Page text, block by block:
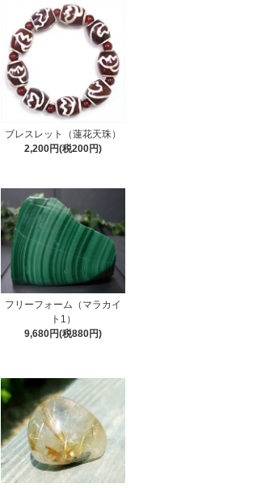
ブレスレット（蓮花天珠）
2,200円(税200円)
フリーフォーム（マラカイ
ト1）
9,680円(税880円)